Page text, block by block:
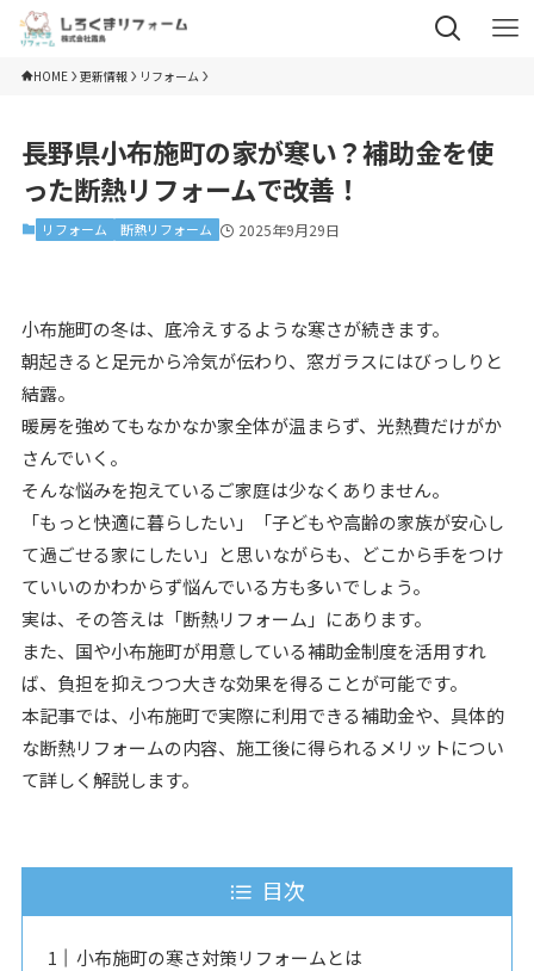
HOME 更新情報 リフォーム
長野県小布施町の家が寒い？補助金を使
った断熱リフォームで改善！
リフォーム 断熱リフォーム 2025年9月29日
小布施町の冬は、底冷えするような寒さが続きます。
朝起きると足元から冷気が伝わり、窓ガラスにはびっしりと
結露。
暖房を強めてもなかなか家全体が温まらず、光熱費だけがか
さんでいく。
そんな悩みを抱えているご家庭は少なくありません。
「もっと快適に暮らしたい」「子どもや高齢の家族が安心し
て過ごせる家にしたい」と思いながらも、どこから手をつけ
ていいのかわからず悩んでいる方も多いでしょう。
実は、その答えは「断熱リフォーム」にあります。
また、国や小布施町が用意している補助金制度を活用すれ
ば、負担を抑えつつ大きな効果を得ることが可能です。
本記事では、小布施町で実際に利用できる補助金や、具体的
な断熱リフォームの内容、施工後に得られるメリットについ
て詳しく解説します。
目次
小布施町の寒さ対策リフォームとは